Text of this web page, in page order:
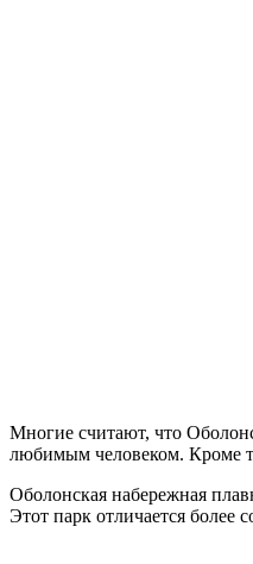
Многие считают, что
любимым человеком. Кроме
Оболонская набережная
Этот парк отличается более